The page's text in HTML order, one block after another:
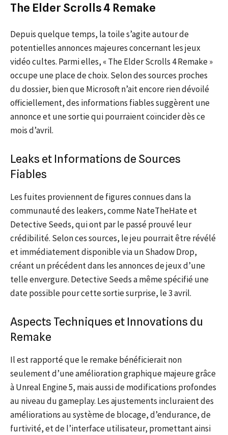
The Elder Scrolls 4 Remake
Depuis quelque temps, la toile s’agite autour de
potentielles annonces majeures concernant les jeux
vidéo cultes. Parmi elles, « The Elder Scrolls 4 Remake »
occupe une place de choix. Selon des sources proches
du dossier, bien que Microsoft n’ait encore rien dévoilé
officiellement, des informations fiables suggèrent une
annonce et une sortie qui pourraient coïncider dès ce
mois d’avril.
Leaks et Informations de Sources
Fiables
Les fuites proviennent de figures connues dans la
communauté des leakers, comme NateTheHate et
Detective Seeds, qui ont par le passé prouvé leur
crédibilité. Selon ces sources, le jeu pourrait être révélé
et immédiatement disponible via un Shadow Drop,
créant un précédent dans les annonces de jeux d’une
telle envergure. Detective Seeds a même spécifié une
date possible pour cette sortie surprise, le 3 avril.
Aspects Techniques et Innovations du
Remake
Il est rapporté que le remake bénéficierait non
seulement d’une amélioration graphique majeure grâce
à Unreal Engine 5, mais aussi de modifications profondes
au niveau du gameplay. Les ajustements incluraient des
améliorations au système de blocage, d’endurance, de
furtivité, et de l’interface utilisateur, promettant ainsi